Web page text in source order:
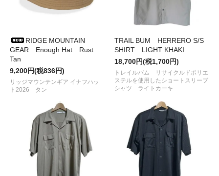
どが入荷しました
●2022/12/ 6
RWCHE
パーカ、クルースウェット、ソック
が入荷しております
●2022/10/31BALLISTICS
MULTI PLATEとMR
DECK&CASE&DECKTAPE
が入荷しました
●2022/10/17BALLISTICS COOLER LEGとEWT CAP が
入荷しました
●2022/10/ 9
NYLON POLYCA FOLDING
●2022/9/10AS2OV PORTABLE LANTERNが入荷しまし
●2022/9/ 4TREELINE WORKS
ロゴリング、ランプソケ
ットなど が入荷しました
●2022/9/ 3
BALLISTICSから
GUS CASE,MULTI COVER,EWT
が入荷しました
●2022/ 8/28
から Tシャツ、DUDE BELT、ワッペン
入荷しました
RIDGE MOUNTAIN
GEAR Enough Hat Rust
Tan
9,200円(税836円)
リッジマウンテンギア イナフハッ
ト2026 タン
TRAIL BUM HERRERO S/S
SHIRT LIGHT KHAKI
18,700円(税1,700円)
トレイルバム リサイクルドポリエ
ステルを使用したショートスリーブ
シャツ ライトカーキ